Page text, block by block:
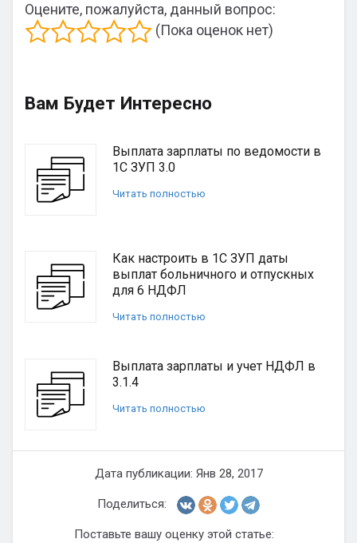
Оцените, пожалуйста, данный вопрос:
(Пока оценок нет)
Вам Будет Интересно
Выплата зарплаты по ведомости в
1С ЗУП 3.0
Читать полностью
Как настроить в 1С ЗУП даты
выплат больничного и отпускных
для 6 НДФЛ
Читать полностью
Выплата зарплаты и учет НДФЛ в
3.1.4
Читать полностью
Дата публикации: Янв 28, 2017
Поделиться:
Поставьте вашу оценку этой статье: